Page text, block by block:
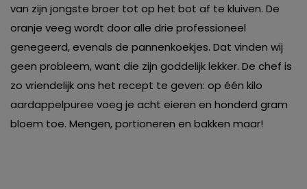
van zijn jongste broer tot op het bot af te kluiven. De
oranje veeg wordt door alle drie professioneel
genegeerd, evenals de pannenkoekjes. Dat vinden wij
geen probleem, want die zijn goddelijk lekker. De chef is
zo vriendelijk ons het recept te geven: op één kilo
aardappelpuree voeg je acht eieren en honderd gram
bloem toe. Mengen, portioneren en bakken maar!